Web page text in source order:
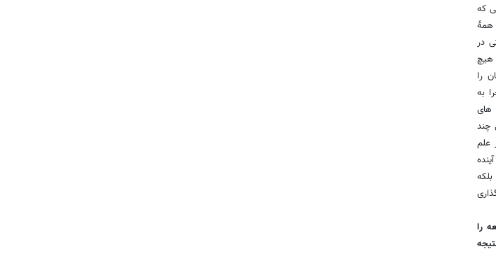
که
همۀ
در
هیچ
را
به
های
چند
علم
را